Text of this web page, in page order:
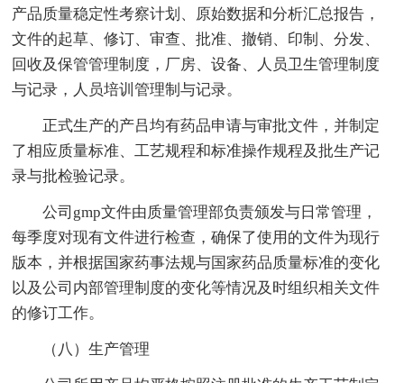
产品质量稳定性考察计划、原始数据和分析汇总报告，
文件的起草、修订、审查、批准、撤销、印制、分发、
回收及保管管理制度，厂房、设备、人员卫生管理制度
与记录，人员培训管理制与记录。
正式生产的产吕均有药品申请与审批文件，并制定
了相应质量标准、工艺规程和标准操作规程及批生产记
录与批检验记录。
公司gmp文件由质量管理部负责颁发与日常管理，
每季度对现有文件进行检查，确保了使用的文件为现行
版本，并根据国家药事法规与国家药品质量标准的变化
以及公司内部管理制度的变化等情况及时组织相关文件
的修订工作。
（八）生产管理